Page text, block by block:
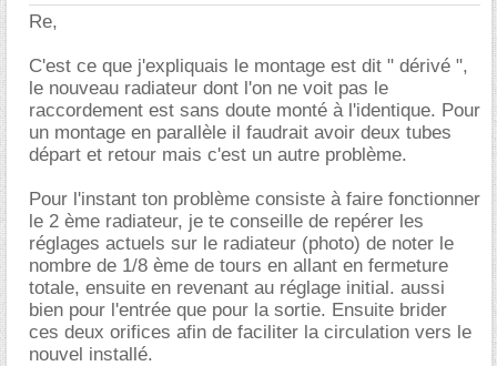
Re,
C'est ce que j'expliquais le montage est dit " dérivé ",
le nouveau radiateur dont l'on ne voit pas le
raccordement est sans doute monté à l'identique. Pour
un montage en parallèle il faudrait avoir deux tubes
départ et retour mais c'est un autre problème.
Pour l'instant ton problème consiste à faire fonctionner
le 2 ème radiateur, je te conseille de repérer les
réglages actuels sur le radiateur (photo) de noter le
nombre de 1/8 ème de tours en allant en fermeture
totale, ensuite en revenant au réglage initial. aussi
bien pour l'entrée que pour la sortie. Ensuite brider
ces deux orifices afin de faciliter la circulation vers le
nouvel installé.